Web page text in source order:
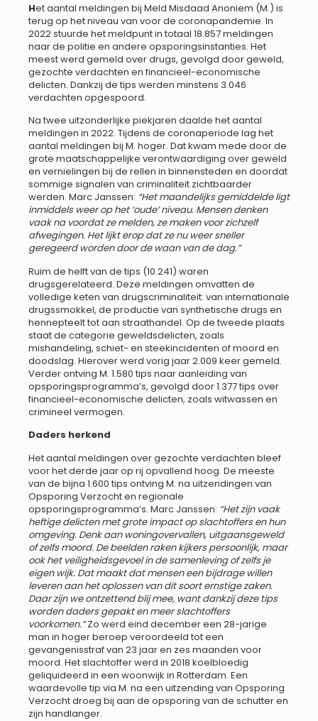
Het aantal meldingen bij Meld Misdaad Anoniem (M.) is
terug op het niveau van voor de coronapandemie. In
2022 stuurde het meldpunt in totaal 18.857 meldingen
naar de politie en andere opsporingsinstanties. Het
meest werd gemeld over drugs, gevolgd door geweld,
gezochte verdachten en financieel-economische
delicten. Dankzij de tips werden minstens 3.046
verdachten opgespoord.
Na twee uitzonderlijke piekjaren daalde het aantal
meldingen in 2022. Tijdens de coronaperiode lag het
aantal meldingen bij M. hoger. Dat kwam mede door de
grote maatschappelijke verontwaardiging over geweld
en vernielingen bij de rellen in binnensteden en doordat
sommige signalen van criminaliteit zichtbaarder
werden. Marc Janssen: “Het maandelijks gemiddelde ligt
inmiddels weer op het ‘oude’ niveau. Mensen denken
vaak na voordat ze melden, ze maken voor zichzelf
afwegingen. Het lijkt erop dat ze nu weer sneller
geregeerd worden door de waan van de dag.”
Ruim de helft van de tips (10.241) waren
drugsgerelateerd. Deze meldingen omvatten de
volledige keten van drugscriminaliteit: van internationale
drugssmokkel, de productie van synthetische drugs en
hennepteelt tot aan straathandel. Op de tweede plaats
staat de categorie geweldsdelicten, zoals
mishandeling, schiet- en steekincidenten of moord en
doodslag. Hierover werd vorig jaar 2.009 keer gemeld.
Verder ontving M. 1.580 tips naar aanleiding van
opsporingsprogramma’s, gevolgd door 1.377 tips over
financieel-economische delicten, zoals witwassen en
crimineel vermogen.
Daders herkend
Het aantal meldingen over gezochte verdachten bleef
voor het derde jaar op rij opvallend hoog. De meeste
van de bijna 1.600 tips ontving M. na uitzendingen van
Opsporing Verzocht en regionale
opsporingsprogramma’s. Marc Janssen: “Het zijn vaak
heftige delicten met grote impact op slachtoffers en hun
omgeving. Denk aan woningovervallen, uitgaansgeweld
of zelfs moord. De beelden raken kijkers persoonlijk, maar
ook het veiligheidsgevoel in de samenleving of zelfs je
eigen wijk. Dat maakt dat mensen een bijdrage willen
leveren aan het oplossen van dit soort ernstige zaken.
Daar zijn we ontzettend blij mee, want dankzij deze tips
worden daders gepakt en meer slachtoffers
voorkomen.”Zo werd eind december een 28-jarige
man in hoger beroep veroordeeld tot een
gevangenisstraf van 23 jaar en zes maanden voor
moord. Het slachtoffer werd in 2018 koelbloedig
geliquideerd in een woonwijk in Rotterdam. Een
waardevolle tip via M. na een uitzending van Opsporing
Verzocht droeg bij aan de opsporing van de schutter en
zijn handlanger.